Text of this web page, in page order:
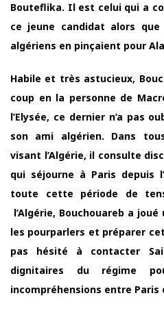
Bouteflika. Il est celui qui a
ce jeune candidat alors
algériens en pinçaient pour
Habile et très astucieux,
coup en la personne de
l’Elysée, ce dernier n’a pas
son ami algérien. Dans
visant l’Algérie, il consulte
qui séjourne à Paris
toute cette période de
l’Algérie, Bouchouareb a
les pourparlers et préparer
pas hésité à contacter
dignitaires du régime
incompréhensions entre Paris